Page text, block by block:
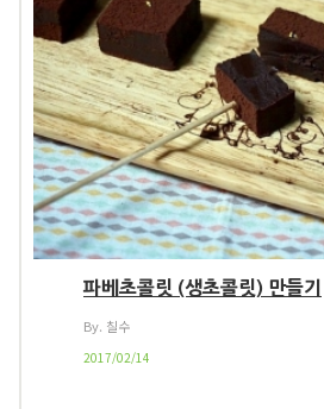
파베초콜릿 (생초콜릿) 만들기
By. 칠수
2017/02/14